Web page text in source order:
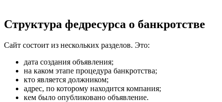
Структура федресурса о банкротстве
Сайт состоит из нескольких разделов. Это:
дата создания объявления;
на каком этапе процедура банкротства;
кто является должником;
адрес, по которому находится компания;
кем было опубликовано объявление.